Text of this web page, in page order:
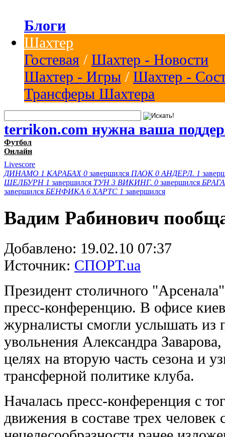
Блоги
Шахтер
Гостевая / Шахтер - Новости
Шахтер - Игры / Шахтер -
Трансферы Шахтера
terrikon.com нужна ваша
Футбол
Онлайн
Livescore
ДИНАМО 1 КАРАБАХ 0 завершился ПАОК 0 АНДЕРЛ. 1
ШЕЛБУРН 1 завершился ТУН 3 ВИКИНГ. 0 завершился БРАГА
завершился БЕНФИКА 6 ХАРТС 1 завершился
Вадим Рабинович
Добавлено: 19.02.10 07:37
Источник: СПОРТ.ua
Президент столичного
пресс-конференцию. В офисе
журналисты смогли услышать из
увольнения Александра
целях на вторую часть сезона и
трансферной политике клуба.
Началась пресс-конференция с
движения в составе трех